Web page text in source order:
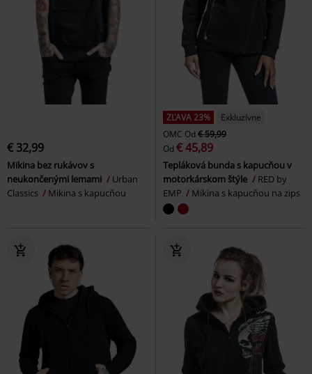
€ 32,99
Mikina bez rukávov s
neukončenými lemami
Urban
Classics
Mikina s kapucňou
ZĽAVA 23%
Exkluzívne
OMC Od € 59,99
Od € 45,89
Tepláková bunda s kapucňou v
motorkárskom štýle
RED by
EMP
Mikina s kapucňou na zips